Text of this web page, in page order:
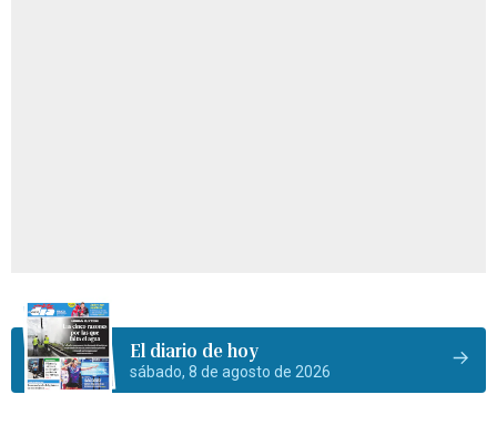
El diario de hoy
sábado, 8 de agosto de 2026